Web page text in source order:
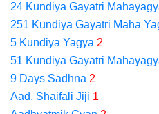
24 Kundiya Gayatri
251 Kundiya Gayatri Maha
5 Kundiya Yagya 2
51 Kundiya Gayatri
9 Days Sadhna 2
Aad. Shaifali Jiji 1